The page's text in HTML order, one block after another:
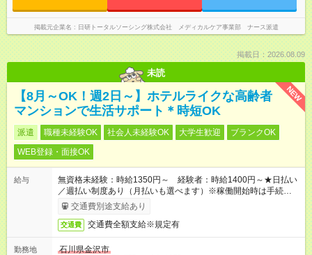
掲載元企業名 日研トータルソーシング株式会社 メディカルケア事業部 ナース派遣
掲載日：2026.08.09
未読
NEW
【8月～OK！週2日～】ホテルライクな高齢者
マンションで生活サポート＊時短OK
派遣 職種未経験OK 社会人未経験OK 大学生歓迎
ブランクOK
WEB登録・面接OK
給与
無資格未経験：時給1350円～ 経験者：時給1400円～★日払い
／週払い制度あり（月払いも選べます）※稼働開始時は手続き完
了次第のお支払いとなります。
交通費別途支給あり
交通費 交通費全額支給※規定有
勤務地
石川県金沢市